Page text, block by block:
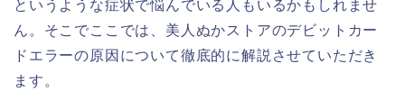
というような症状で悩んでいる人もいるかもしれませ
ん。そこでここでは、美人ぬかストアのデビットカー
ドエラーの原因について徹底的に解説させていただき
ます。